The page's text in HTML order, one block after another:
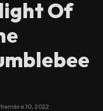
Of
10, 2022